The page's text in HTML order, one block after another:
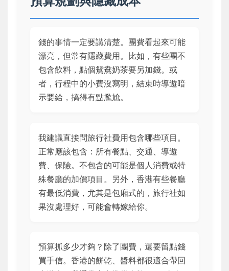
錢的事情一定要講清楚。團費看起來可能
漂亮，但常有隱藏費用。比如，有些團不
包含飲料，點個鴛鴦奶茶要另加錢。或
者，行程中的小費沒寫明，結束時導遊暗
示要給，搞得有點尷尬。
我建議直接問旅行社費用包含哪些項目。
正常應該包含：所有餐點、交通、導遊
費、保險。不包含的可能是個人消費或特
殊餐廳的加價項目。另外，香港有些餐廳
有最低消費，尤其是包廂式的，旅行社如
果沒處理好，可能會轉嫁給你。
預算抓多少才夠？除了團費，還要留點錢
買手信。香港的餅乾、醬料都很適合帶回